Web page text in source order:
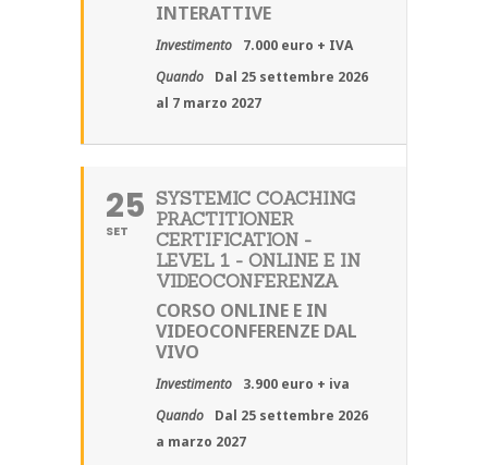
INTERATTIVE
Investimento
7.000 euro + IVA
Quando
Dal 25 settembre 2026
al 7 marzo 2027
25
SET
SYSTEMIC COACHING
PRACTITIONER
CERTIFICATION -
LEVEL 1 - ONLINE E IN
VIDEOCONFERENZA
CORSO ONLINE E IN
VIDEOCONFERENZE DAL
VIVO
Investimento
3.900 euro + iva
Quando
Dal 25 settembre 2026
a marzo 2027